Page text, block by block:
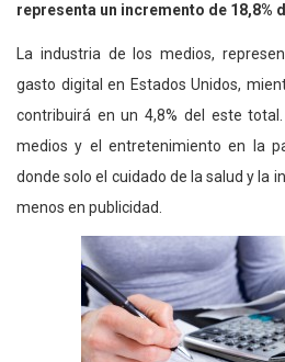
representa un incremento de 18,8%
La industria de los medios,
gasto digital en Estados Unidos,
contribuirá en un 4,8% del este
medios y el entretenimiento en la
donde solo el cuidado de la salud y la
menos en publicidad.